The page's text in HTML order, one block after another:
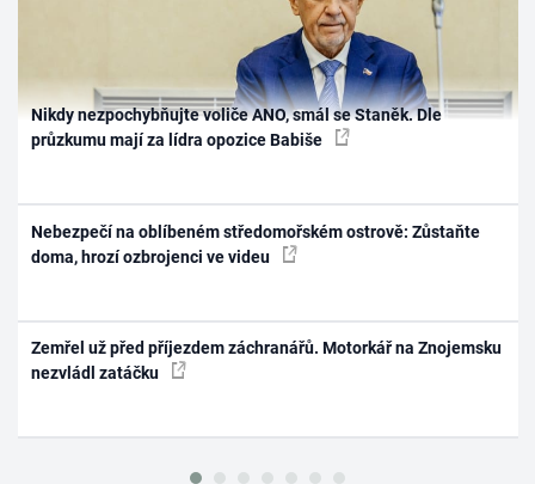
Nikdy nezpochybňujte voliče ANO, smál se Staněk. Dle
průzkumu mají za lídra opozice Babiše
Nebezpečí na oblíbeném středomořském ostrově: Zůstaňte
doma, hrozí ozbrojenci ve videu
Zemřel už před příjezdem záchranářů. Motorkář na Znojemsku
nezvládl zatáčku